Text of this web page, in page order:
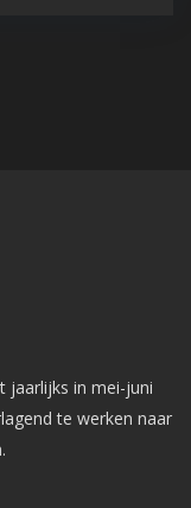
jaarlijks in mei-juni
te werken naar